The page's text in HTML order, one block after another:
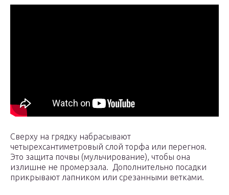
Сверху на грядку набрасывают
четырехсантиметровый слой торфа или перегноя.
Это защита почвы (мульчирование), чтобы она
излишне не промерзала. Дополнительно посадки
прикрывают лапником или срезанными ветками.